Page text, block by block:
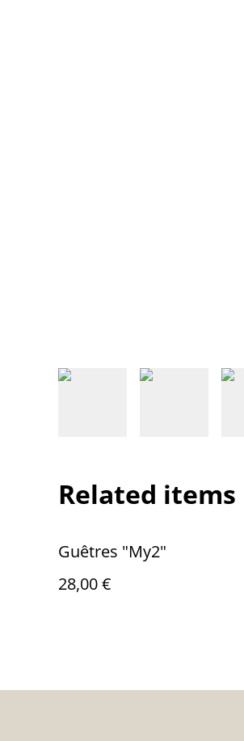
Related items
Guêtres "My2"
28,00 €